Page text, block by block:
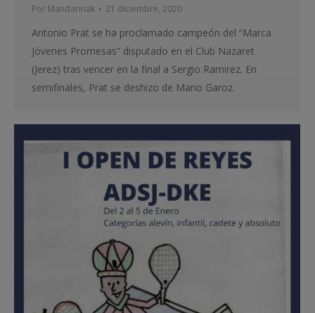
Por Mandarinak 21 diciembre, 2020
Antonio Prat se ha proclamado campeón del “Marca
Jóvenes Promesas” disputado en el Club Nazaret
(Jerez) tras vencer en la final a Sergio Ramirez. En
semifinales, Prat se deshizo de Mario Garoz.